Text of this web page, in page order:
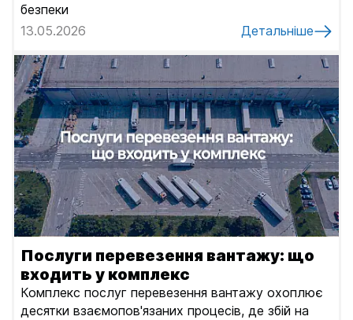
безпеки
13.05.2026
Детальніше
Послуги перевезення вантажу: що
входить у комплекс
Комплекс послуг перевезення вантажу охоплює
десятки взаємопов'язаних процесів, де збій на